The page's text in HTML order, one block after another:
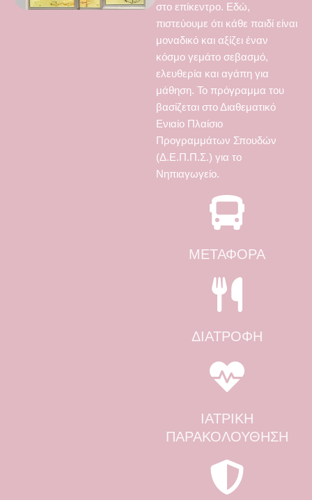
στο επίκεντρο. Εδώ,
πιστεύουμε ότι κάθε παιδί είναι
μοναδικό και αξίζει έναν
κόσμο γεμάτο σεβασμό,
ελευθερία και αγάπη για
μάθηση. Το πρόγραμμα του
βασίζεται στο Διαθεματικό
Ενιαίο Πλαίσιο
Προγραμμάτων Σπουδών
(Δ.Ε.Π.Π.Σ.) για το
Νηπιαγωγείο.
ΜΕΤΑΦΟΡΆ
ΔΙΑΤΡΟΦΉ
ΙΑΤΡΙΚΗ
ΠΑΡΑΚΟΛΟΥΘΗΣΗ